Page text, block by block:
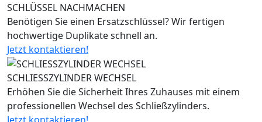
SCHLÜSSEL NACHMACHEN
Benötigen Sie einen Ersatzschlüssel? Wir fertigen
hochwertige Duplikate schnell an.
Jetzt kontaktieren!
SCHLIESSZYLINDER WECHSEL
Erhöhen Sie die Sicherheit Ihres Zuhauses mit einem
professionellen Wechsel des Schließzylinders.